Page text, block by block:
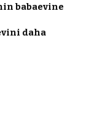
babaevine
daha